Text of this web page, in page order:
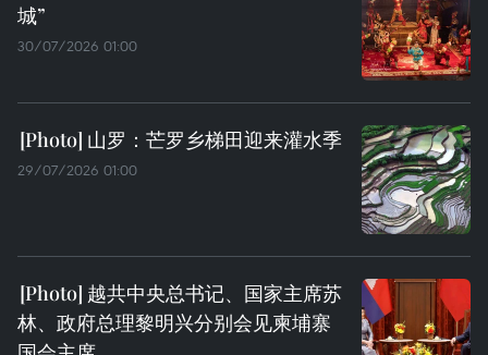
城”
30/07/2026 01:00
山罗：芒罗乡梯田迎来灌水季
29/07/2026 01:00
越共中央总书记、国家主席苏
林、政府总理黎明兴分别会见柬埔寨